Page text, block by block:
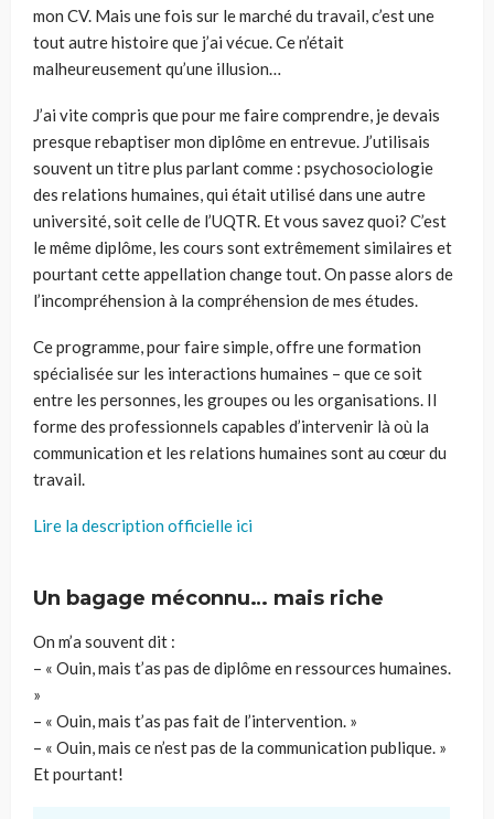
mon CV. Mais une fois sur le marché du travail, c’est une
tout autre histoire que j’ai vécue. Ce n’était
malheureusement qu’une illusion…
J’ai vite compris que pour me faire comprendre, je devais
presque rebaptiser mon diplôme en entrevue. J’utilisais
souvent un titre plus parlant comme : psychosociologie
des relations humaines, qui était utilisé dans une autre
université, soit celle de l’UQTR. Et vous savez quoi? C’est
le même diplôme, les cours sont extrêmement similaires et
pourtant cette appellation change tout. On passe alors de
l’incompréhension à la compréhension de mes études.
Ce programme, pour faire simple, offre une formation
spécialisée sur les interactions humaines – que ce soit
entre les personnes, les groupes ou les organisations. Il
forme des professionnels capables d’intervenir là où la
communication et les relations humaines sont au cœur du
travail.
Lire la description officielle ici
Un bagage méconnu… mais riche
On m’a souvent dit :
– « Ouin, mais t’as pas de diplôme en ressources humaines.
»
– « Ouin, mais t’as pas fait de l’intervention. »
– « Ouin, mais ce n’est pas de la communication publique. »
Et pourtant!